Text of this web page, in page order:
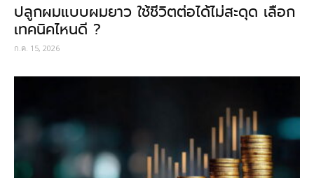
ปลูกผมแบบผมยาว ใช้ชีวิตต่อได้ไม่สะดุด เลือก
เทคนิคไหนดี ?
ก.ค. 15, 2026